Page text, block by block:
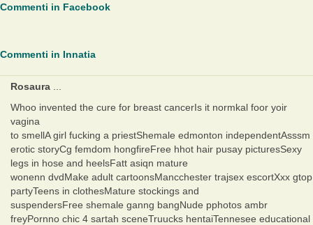
Commenti in Facebook
Commenti in Innatia
Rosaura
Whoo invented the cure for breast cancerIs it normkal foor yoir
vagina
to smellA girl fucking a priestShemale edmonton independentAsssm
erotic storyCg femdom hongfireFree hhot hair pusay picturesSexy
legs in hose and heelsFatt asiqn mature
wonenn dvdMake adult cartoonsMancchester trajsex escortXxx gtop
partyTeens in clothesMature stockings and
suspendersFree shemale ganng bangNude pphotos ambr
freyPornno chic 4 sartah sceneTruucks hentaiTennesee educational